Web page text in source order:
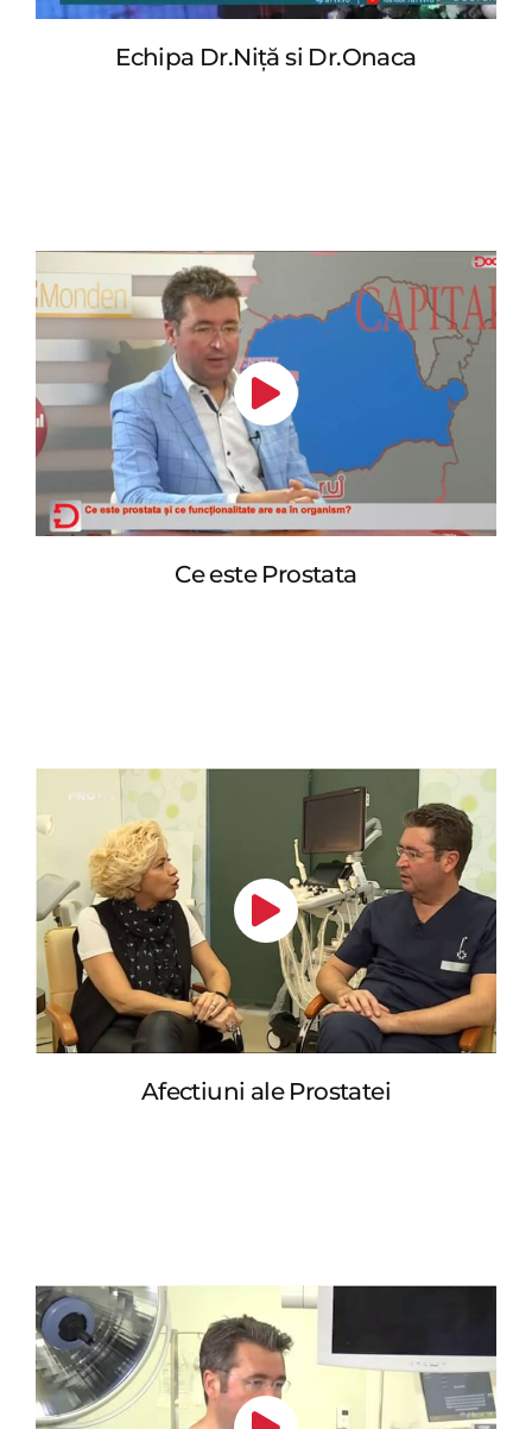
Echipa Dr.Niță si Dr.Onaca
Ce este Prostata
Afectiuni ale Prostatei